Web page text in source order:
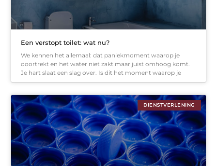
Een verstopt toilet: wat nu?
We kennen het allemaal: dat paniekmoment waarop je
doortrekt en het water niet zakt maar juist omhoog komt.
Je hart slaat een slag over. Is dit het moment waarop je
DIENSTVERLENING